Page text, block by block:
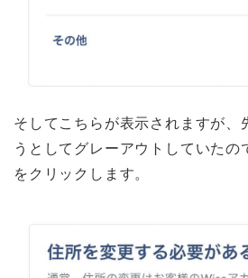
そしてこちらが表示されますが、
うとしてグレーアウトしていたの
をクリックします。